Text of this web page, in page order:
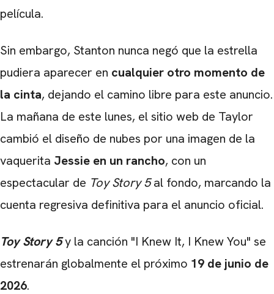
película.
Sin embargo, Stanton nunca negó que la estrella
pudiera aparecer en cualquier otro momento de
la cinta, dejando el camino libre para este anuncio.
La mañana de este lunes, el sitio web de Taylor
cambió el diseño de nubes por una imagen de la
vaquerita Jessie en un rancho, con un
espectacular de Toy Story 5al fondo, marcando la
cuenta regresiva definitiva para el anuncio oficial.
Toy Story 5y la canción "I Knew It, I Knew You" se
estrenarán globalmente el próximo 19 de junio de
2026.